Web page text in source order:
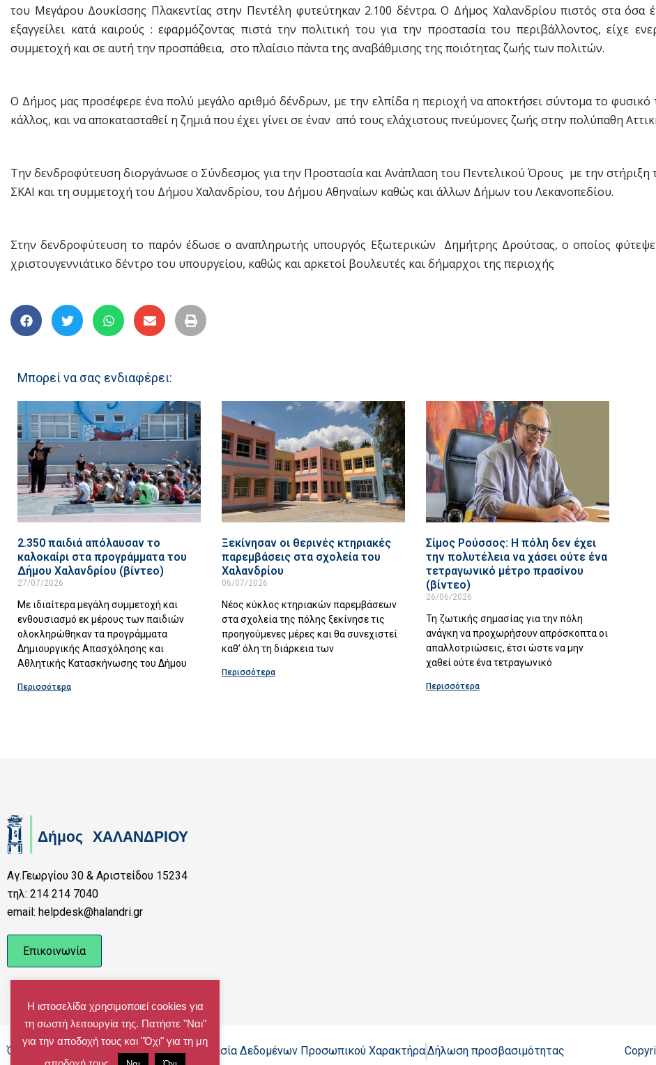
του Μεγάρου Δουκίσσης Πλακεντίας στην Πεντέλη φυτεύτηκαν 2.100 δέντρα. Ο Δήμος Χαλανδρίου πιστός στα όσα
εξαγγείλει κατά καιρούς : εφαρμόζοντας πιστά την πολιτική του για την προστασία του περιβάλλοντος, είχε
συμμετοχή και σε αυτή την προσπάθεια, στο πλαίσιο πάντα της αναβάθμισης της ποιότητας ζωής των πολιτών.
Ο Δήμος μας προσέφερε ένα πολύ μεγάλο αριθμό δένδρων, με την ελπίδα η περιοχή να αποκτήσει σύντομα το φυσικό
κάλλος, και να αποκατασταθεί η ζημιά που έχει γίνει σε έναν από τους ελάχιστους πνεύμονες ζωής στην πολύπαθη
Την δενδροφύτευση διοργάνωσε ο Σύνδεσμος για την Προστασία και Ανάπλαση του Πεντελικού Όρους με την στήριξη
ΣΚΑΙ και τη συμμετοχή του Δήμου Χαλανδρίου, του Δήμου Αθηναίων καθώς και άλλων Δήμων του Λεκανοπεδίου.
Στην δενδροφύτευση το παρόν έδωσε ο αναπληρωτής υπουργός Εξωτερικών Δημήτρης Δρούτσας, ο οποίος
χριστουγεννιάτικο δέντρο του υπουργείου, καθώς και αρκετοί βουλευτές και δήμαρχοι της περιοχής
Μπορεί να σας ενδιαφέρει:
2.350 παιδιά απόλαυσαν το
καλοκαίρι στα προγράμματα του
Δήμου Χαλανδρίου (βίντεο)
27/07/2026
Με ιδιαίτερα μεγάλη συμμετοχή και
ενθουσιασμό εκ μέρους των παιδιών
ολοκληρώθηκαν τα προγράμματα
Δημιουργικής Απασχόλησης και
Αθλητικής Κατασκήνωσης του Δήμου
Περισσότερα
Ξεκίνησαν οι θερινές κτηριακές
παρεμβάσεις στα σχολεία του
Χαλανδρίου
06/07/2026
Νέος κύκλος κτηριακών παρεμβάσεων
στα σχολεία της πόλης ξεκίνησε τις
προηγούμενες μέρες και θα συνεχιστεί
καθ’ όλη τη διάρκεια των
Περισσότερα
Σίμος Ρούσσος: Η πόλη δεν έχει
την πολυτέλεια να χάσει ούτε ένα
τετραγωνικό μέτρο πρασίνου
(βίντεο)
26/06/2026
Τη ζωτικής σημασίας για την πόλη
ανάγκη να προχωρήσουν απρόσκοπτα οι
απαλλοτριώσεις, έτσι ώστε να μην
χαθεί ούτε ένα τετραγωνικό
Περισσότερα
Αγ.Γεωργίου 30 & Αριστείδου 15234
τηλ: 214 214 7040
email: helpdesk@halandri.gr
Επικοινωνία
Όροι Χρήσης - Πολιτική Cookies - Προστασία Δεδομένων Προσωπικού ΧαρακτήραΔήλωση προσβασιμότητας
Η ιστοσελίδα χρησιμοποιεί cookies για
τη σωστή λειτουργία της. Πατήστε "Ναι"
για την αποδοχή τους και "Όχι" για τη μη